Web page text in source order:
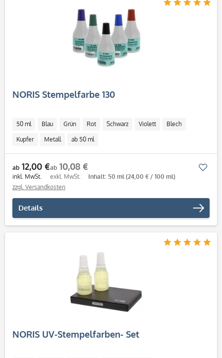
NORIS Stempelfarbe 130
50 ml Blau Grün Rot Schwarz Violett Blech
Kupfer Metall ab 50 ml
ab 12,00 €
inkl. MwSt.
ab 10,08 €
exkl. MwSt. Inhalt: 50 ml (24,00 € / 100 ml)
zzgl. Versandkosten
Details
NORIS UV-Stempelfarben- Set